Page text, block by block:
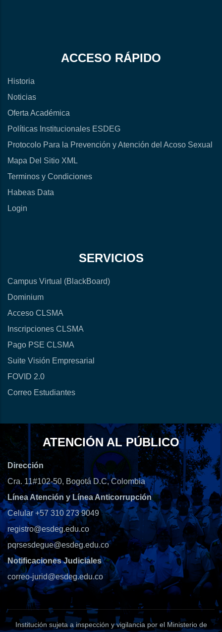
ACCESO RÁPIDO
Historia
Noticias
Oferta Académica
Políticas Institucionales ESDEG
Protocolo Para la Prevención y Atención del Acoso Sexual
Mapa Del Sitio XML
Terminos y Condiciones
Habeas Data
Login
SERVICIOS
Campus Virtual (BlackBoard)
Dominium
Acceso CLSMA
Inscripciones CLSMA
Pago PSE CLSMA
Suite Visión Empresarial
FOVID 2.0
Correo Estudiantes
ATENCIÓN AL PÚBLICO
Dirección
Cra. 11#102-50, Bogotá D.C, Colombia
Línea Atención y Línea Anticorrupción
Celular +57 310 273 9049
registro@esdeg.edu.co
pqrsesdegue@esdeg.edu.co
Notificaciones Judiciales
correo-jurid@esdeg.edu.co
Institución sujeta a inspección y vigilancia por el Ministerio de